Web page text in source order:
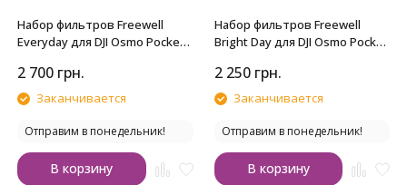
Набор фильтров Freewell
Everyday для DJI Osmo Pocket
2 700 грн.
Заканчивается
Отправим в понедельник!
В корзину
Набор фильтров Freewell
Bright Day для DJI Osmo Pocket
2 250 грн.
Заканчивается
Отправим в понедельник!
В корзину